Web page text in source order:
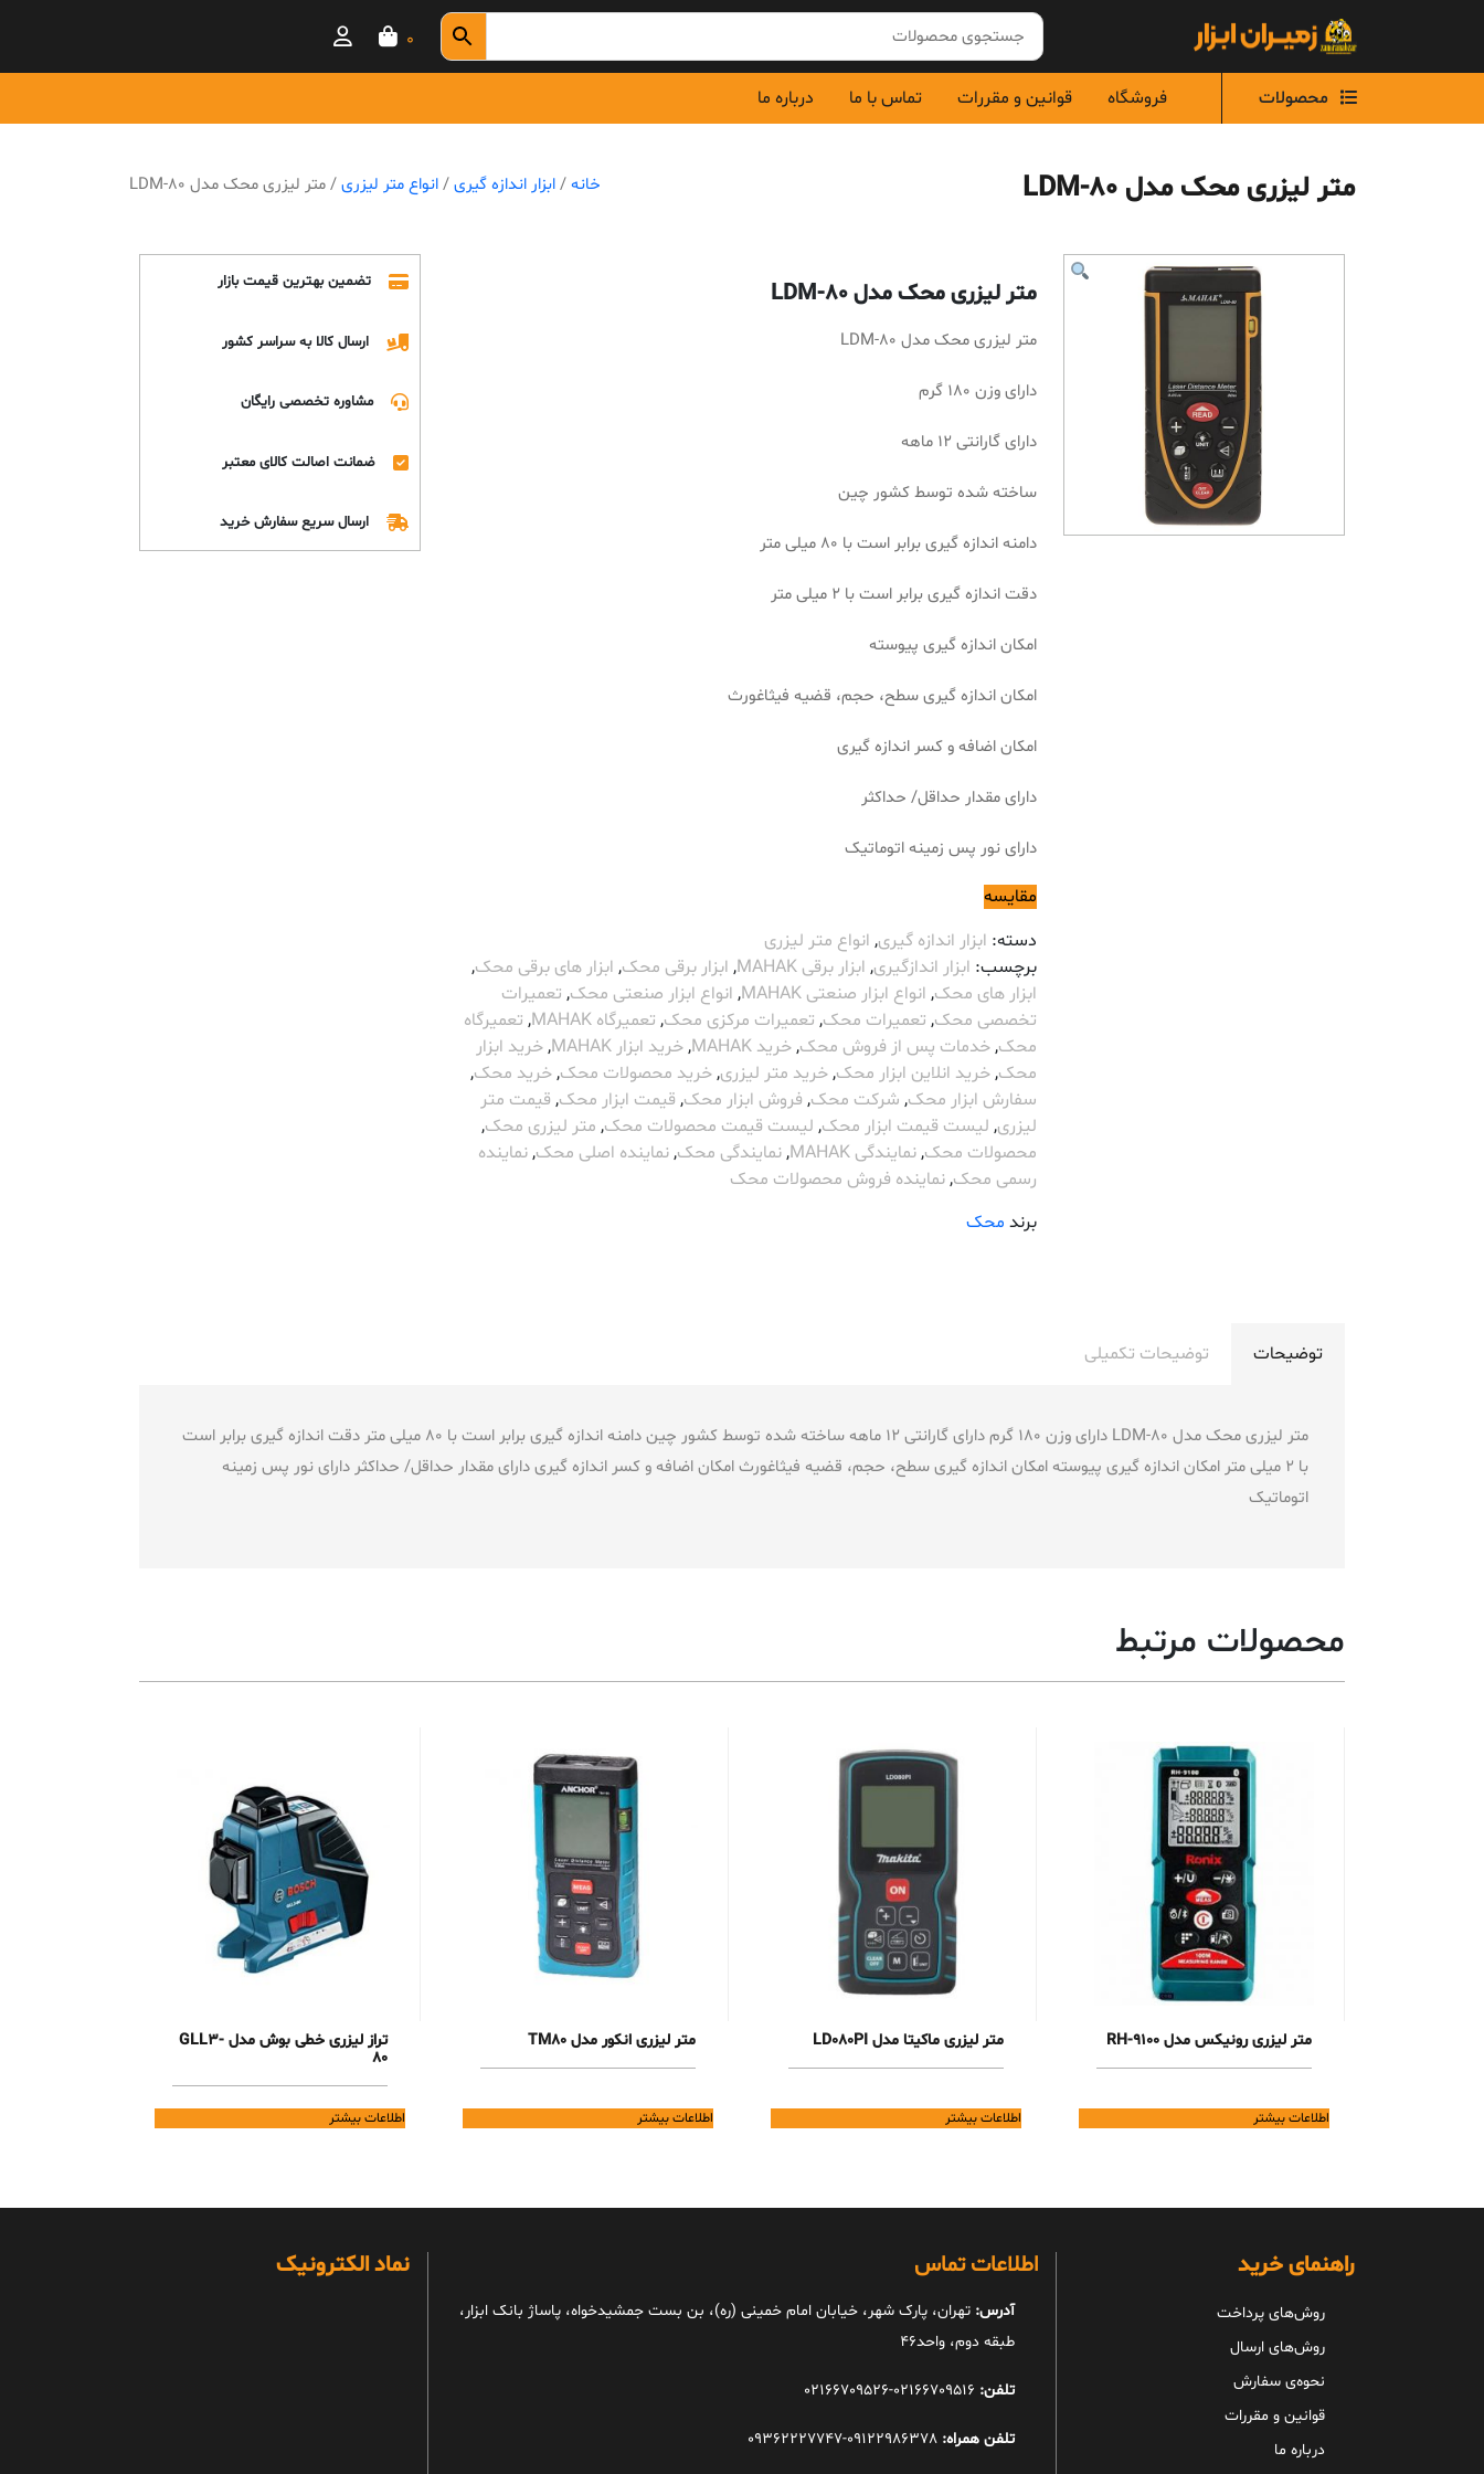
0
محصولات فروشگاه قوانین و مقررات تماس با ما درباره ما
متر لیزری محک مدل LDM-80 خانه /ابزار اندازه گیری /انواع متر لیزری / متر لیزری محک مدل LDM-80
متر لیزری محک مدل LDM-80
متر لیزری محک مدل LDM-80
دارای وزن 180 گرم
دارای گارانتی 12 ماهه
ساخته شده توسط کشور چین
دامنه اندازه گیری برابر است با 80 میلی متر
دقت اندازه گیری برابر است با 2 میلی متر
امکان اندازه گیری پیوسته
امکان اندازه گیری سطح، حجم، قضیه فیثاغورث
امکان اضافه و کسر اندازه گیری
دارای مقدار حداقل/ حداکثر
دارای نور پس زمینه اتوماتیک
مقایسه
دسته: ابزار اندازه گیری, انواع متر لیزری
برچسب: ابزار اندازگیری, ابزار برقی MAHAK , ابزار برقی محک, ابزار های برقی محک,
ابزار های محک, انواع ابزار صنعتی MAHAK , انواع ابزار صنعتی محک, تعمیرات
تخصصی محک, تعمیرات محک, تعمیرات مرکزی محک, تعمیرگاه MAHAK , تعمیرگاه
محک,خدمات پس از فروش محک,خرید MAHAK ,خرید ابزار MAHAK ,خرید ابزار
محک,خرید انلاین ابزار محک,خرید متر لیزری,خرید محصولات محک,خرید محک,
سفارش ابزار محک, شرکت محک, فروش ابزار محک, قیمت ابزار محک, قیمت متر
لیزری, لیست قیمت ابزار محک, لیست قیمت محصولات محک, متر لیزری محک,
محصولات محک,نمایندگی MAHAK ,نمایندگی محک,نماینده اصلی محک,نماینده
رسمی محک,نماینده فروش محصولات محک
برند محک
تضمین بهترین قیمت بازار
ارسال کالا به سراسر کشور
مشاوره تخصصی رایگان
ضمانت اصالت کالای معتبر
ارسال سریع سفارش خرید
توضیحات توضیحات تکمیلی
متر لیزری محک مدل LDM-80 دارای وزن 180 گرم دارای گارانتی 12 ماهه ساخته شده توسط کشور چین دامنه اندازه گیری برابر است با 80 میلی متر دقت اندازه گیری برابر است
با 2 میلی متر امکان اندازه گیری پیوسته امکان اندازه گیری سطح، حجم، قضیه فیثاغورث امکان اضافه و کسر اندازه گیری دارای مقدار حداقل/ حداکثر دارای نور پس زمینه
اتوماتیک
محصولات مرتبط
متر لیزری رونیکس مدل RH-9100
اطلاعات بیشتر
متر لیزری ماکیتا مدل LD080PI
اطلاعات بیشتر
متر لیزری انکور مدل TM80
اطلاعات بیشتر
تراز لیزری خطی بوش مدل GLL3-
80
اطلاعات بیشتر
راهنمای خرید
روش‌های پرداخت
روش‌های ارسال
نحوه‌ی سفارش
قوانین و مقررات
درباره ما
اطلاعات تماس
آدرس: تهران، پارک شهر، خیابان امام خمینی (ره)، بن بست جمشیدخواه، پاساژ بانک ابزار،
طبقه دوم، واحد46
تلفن:
تلفن همراه: 09122986378-09362227747
نماد الکترونیک